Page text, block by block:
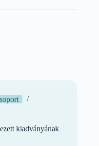
kiadványának